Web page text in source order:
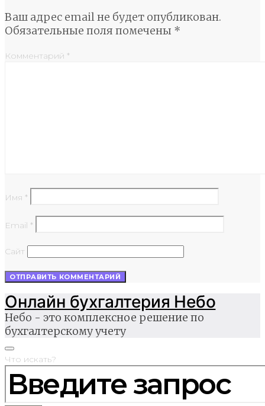
Ваш адрес email не будет опубликован.
Обязательные поля помечены *
Комментарий *
Имя *
Email *
Сайт
Онлайн бухгалтерия Небо
Небо - это комплексное решение по
бухгалтерскому учету
Что искать?